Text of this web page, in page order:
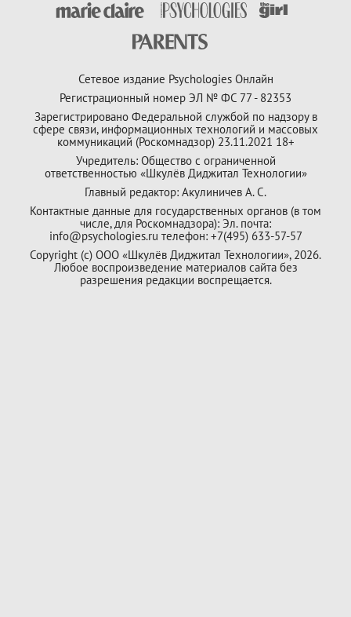
Сетевое издание Psychologies Онлайн
Регистрационный номер ЭЛ № ФС 77 - 82353
Зарегистрировано Федеральной службой по надзору в
сфере связи, информационных технологий и массовых
коммуникаций (Роскомнадзор) 23.11.2021 18+
Учредитель: Общество с ограниченной
ответственностью «Шкулёв Диджитал Технологии»
Главный редактор: Акулиничев А. С.
Контактные данные для государственных органов (в том
числе, для Роскомнадзора): Эл. почта:
info@psychologies.ru телефон: +7(495) 633-57-57
Copyright (с) ООО «Шкулёв Диджитал Технологии», 2026.
Любое воспроизведение материалов сайта без
разрешения редакции воспрещается.